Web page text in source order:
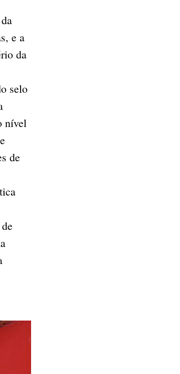
e a
da
selo
nível
de